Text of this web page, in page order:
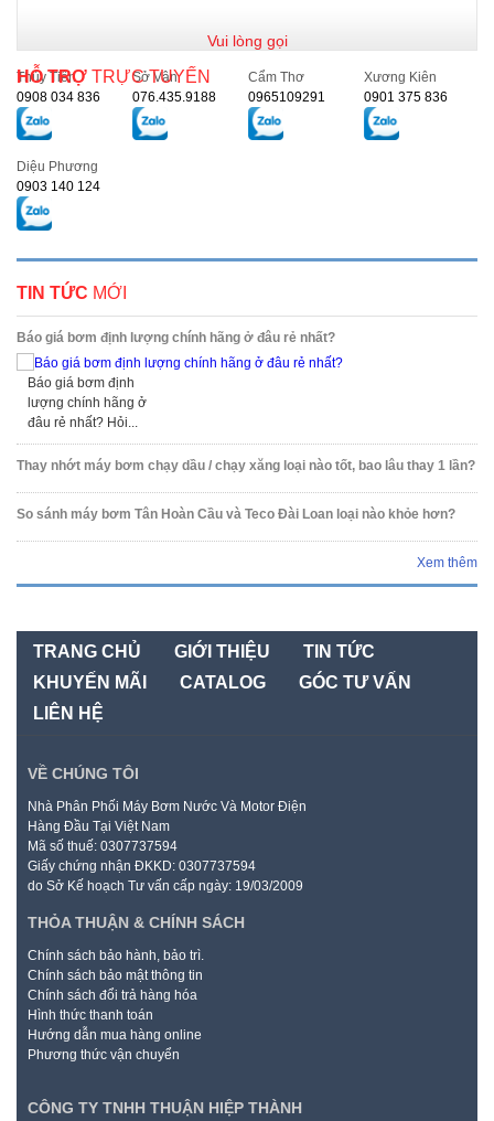
Vui lòng gọi
HỖ TRỢ TRỰC TUYẾN
Thủy Tiên
0908 034 836
Sở Vân
076.435.9188
Cẩm Thơ
0965109291
Xương Kiên
0901 375 836
Diệu Phương
0903 140 124
TIN TỨC MỚI
Báo giá bơm định lượng chính hãng ở đâu rẻ nhất?
Báo giá bơm định
lượng chính hãng ở
đâu rẻ nhất? Hỏi...
Thay nhớt máy bơm chạy dầu / chạy xăng loại nào tốt, bao lâu thay 1 lần?
So sánh máy bơm Tân Hoàn Cầu và Teco Đài Loan loại nào khỏe hơn?
Xem thêm
TRANG CHỦ GIỚI THIỆU
TIN TỨC
KHUYẾN MÃI
CATALOG
GÓC TƯ VẤN
LIÊN HỆ
VỀ CHÚNG TÔI
Nhà Phân Phối Máy Bơm Nước Và Motor Điện
Hàng Đầu Tại Việt Nam
Mã số thuế: 0307737594
Giấy chứng nhận ĐKKD: 0307737594
do Sở Kế hoạch Tư vấn cấp ngày: 19/03/2009
THỎA THUẬN & CHÍNH SÁCH
Chính sách bảo hành, bảo trì.
Chính sách bảo mật thông tin
Chính sách đổi trả hàng hóa
Hình thức thanh toán
Hướng dẫn mua hàng online
Phương thức vận chuyển
CÔNG TY TNHH THUẬN HIỆP THÀNH